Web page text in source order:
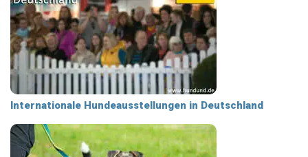
Internationale Hundeausstellungen in Deutschland